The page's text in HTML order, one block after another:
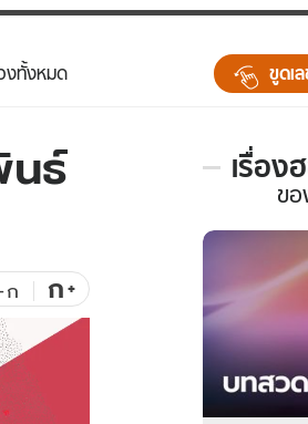
ดูทีวี
WeTV
งทั้งหมด ขูดเ
นธ์
ก ก+
เรื่อง
เรื่อง
ใน
รอบ
ของ
Sanook
ดูด
ขอ